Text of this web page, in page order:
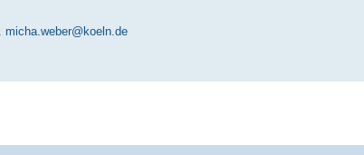
micha.weber@koeln.de